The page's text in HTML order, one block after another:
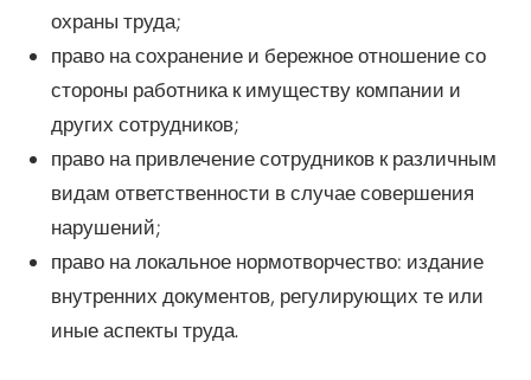
охраны труда;
право на сохранение и бережное отношение со
стороны работника к имуществу компании и
других сотрудников;
право на привлечение сотрудников к различным
видам ответственности в случае совершения
нарушений;
право на локальное нормотворчество: издание
внутренних документов, регулирующих те или
иные аспекты труда.